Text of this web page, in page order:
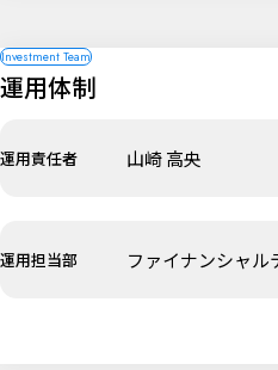
運用体制
運用責任者 山崎 高央
運用担当部 ファイナンシャル